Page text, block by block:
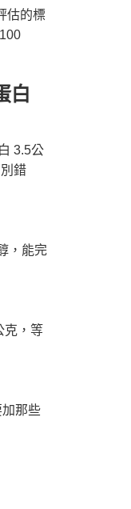
估的標
白
3.5公
錯
，能完
克，等
那些